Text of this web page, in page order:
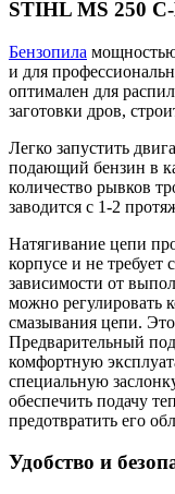
STIHL MS 250
Бензопила
и для
оптимален для
заготовки дров,
Легко запустить
подающий бензин в
количество рывков
заводится с 1-2
Натягивание цепи
корпусе и не
зависимости от
можно регулировать
смазывания цепи.
Предварительный
комфортную
специальную
обеспечить подачу
предотвратить его
Удобство и